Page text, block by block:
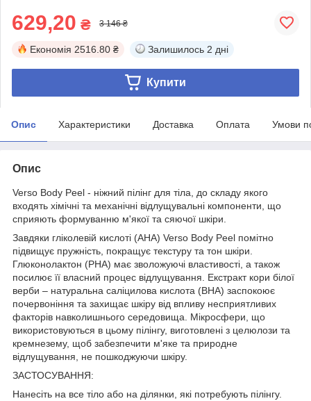
629,20 ₴ 3 146 ₴
Економія 2516.80 ₴ Залишилось 2 дні
Купити
Опис Характеристики Доставка Оплата Умови
Опис
Verso Body Peel - ніжний пілінг для тіла, до складу якого
входять хімічні та механічні відлущувальні компоненти, що
сприяють формуванню м'якої та сяючої шкіри.
Завдяки гліколевій кислоті (AHA) Verso Body Peel помітно
підвищує пружність, покращує текстуру та тон шкіри.
Глюконолактон (PHA) має зволожуючі властивості, а також
посилює її власний процес відлущування. Екстракт кори білої
верби – натуральна саліцилова кислота (BHA) заспокоює
почервоніння та захищає шкіру від впливу несприятливих
факторів навколишнього середовища. Мікросфери, що
використовуються в цьому пілінгу, виготовлені з целюлози та
кремнезему, щоб забезпечити м'яке та природне
відлущування, не пошкоджуючи шкіру.
ЗАСТОСУВАННЯ:
Нанесіть на все тіло або на ділянки, які потребують пілінгу.